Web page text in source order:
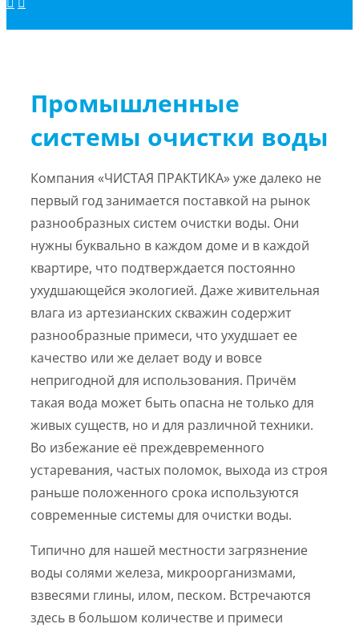
Промышленные
системы очистки воды
Компания «ЧИСТАЯ ПРАКТИКА» уже далеко не
первый год занимается поставкой на рынок
разнообразных систем очистки воды. Они
нужны буквально в каждом доме и в каждой
квартире, что подтверждается постоянно
ухудшающейся экологией. Даже живительная
влага из артезианских скважин содержит
разнообразные примеси, что ухудшает ее
качество или же делает воду и вовсе
непригодной для использования. Причём
такая вода может быть опасна не только для
живых существ, но и для различной техники.
Во избежание её преждевременного
устаревания, частых поломок, выхода из строя
раньше положенного срока используются
современные системы для очистки воды.
Типично для нашей местности загрязнение
воды солями железа, микроорганизмами,
взвесями глины, илом, песком. Встречаются
здесь в большом количестве и примеси